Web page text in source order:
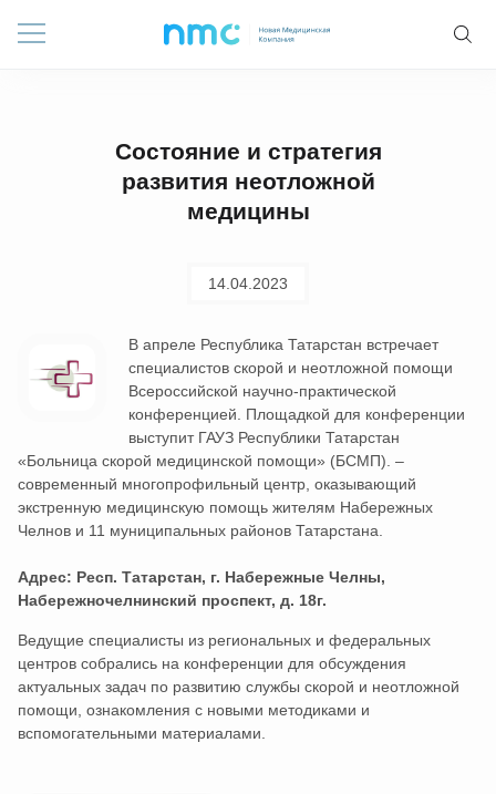
Состояние и стратегия
развития неотложной
медицины
14.04.2023
В апреле Республика Татарстан встречает
специалистов скорой и неотложной помощи
Всероссийской научно-практической
конференцией. Площадкой для конференции
выступит ГАУЗ Республики Татарстан
«Больница скорой медицинской помощи» (БСМП). –
современный многопрофильный центр, оказывающий
экстренную медицинскую помощь жителям Набережных
Челнов и 11 муниципальных районов Татарстана.
Адрес: Респ. Татарстан, г. Набережные Челны,
Набережночелнинский проспект, д. 18г.
Ведущие специалисты из региональных и федеральных
центров собрались на конференции для обсуждения
актуальных задач по развитию службы скорой и неотложной
помощи, ознакомления с новыми методиками и
вспомогательными материалами.